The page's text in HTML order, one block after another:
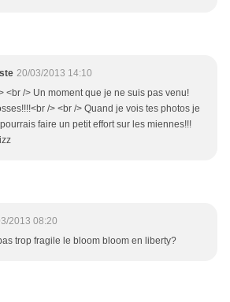
20/03/2013 14:10
<br /> Un moment que je ne suis pas venu!
/> <br /> Quand je vois tes photos je
faire un petit effort sur les miennes!!!
2013 08:20
trop fragile le bloom bloom en liberty?